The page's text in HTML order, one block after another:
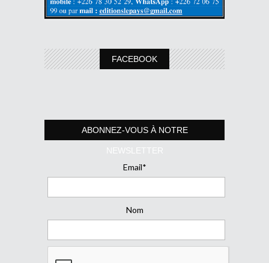
FACEBOOK
ABONNEZ-VOUS À NOTRE
NEWSLETTER
Email*
Nom